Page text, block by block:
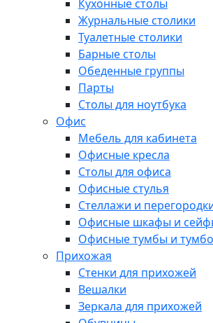
Кухонные столы
Журнальные столики
Туалетные столики
Барные столы
Обеденные группы
Парты
Столы для ноутбука
Офис
Мебель для кабинета
Офисные кресла
Столы для офиса
Офисные стулья
Стеллажи и
Офисные шкафы и
Офисные тумбы и
Прихожая
Стенки для прихожей
Вешалки
Зеркала для прихожей